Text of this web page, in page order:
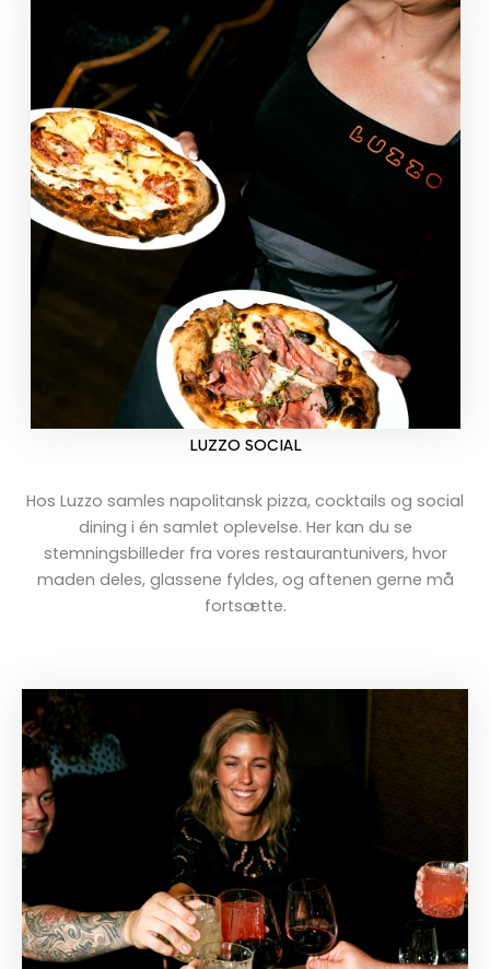
LUZZO SOCIAL
Hos Luzzo samles napolitansk pizza, cocktails og social
dining i én samlet oplevelse. Her kan du se
stemningsbilleder fra vores restaurantunivers, hvor
maden deles, glassene fyldes, og aftenen gerne må
fortsætte.